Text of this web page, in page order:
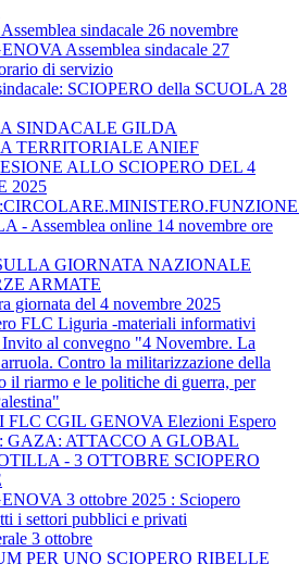
sindacale 26 novembre
Assemblea sindacale 27
di servizio
SCIOPERO della SCUOLA 28
SINDACALE GILDA
TERRITORIALE ANIEF
ALLO SCIOPERO DEL 4
2025
- Assemblea online 14 novembre ore
GIORNATA NAZIONALE
ARMATE
giornata del 4 novembre 2025
FLC Liguria -materiali informativi
al convegno "4 Novembre. La
Contro la militarizzazione della
il riarmo e le politiche di guerra, per
CGIL GENOVA Elezioni Espero
GAZA: ATTACCO A GLOBAL
- 3 OTTOBRE SCIOPERO
3 ottobre 2025 : Sciopero
i settori pubblici e privati
3 ottobre
PER UNO SCIOPERO RIBELLE